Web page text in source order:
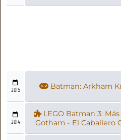
2015 Batman: Arkham
2014
LEGO Batman 3: Más
Gotham - El Caballero